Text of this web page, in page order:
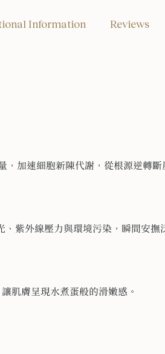
Information Reviews
，加速細胞新陳代謝，從根源逆轉斷
紫外線壓力與環境污染，瞬間安撫
肌膚呈現水煮蛋般的滑嫩感。